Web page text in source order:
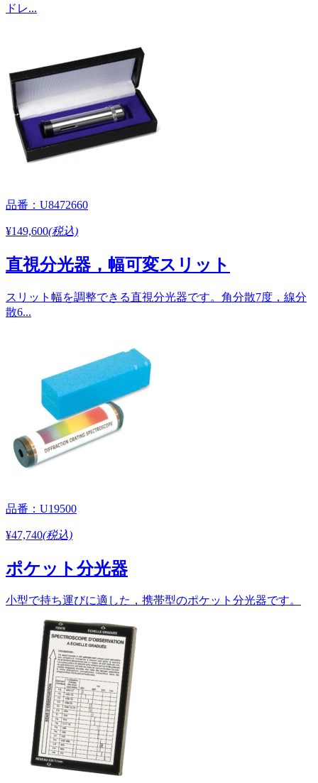
ドレ...
品番：U8472660
¥149,600(税込)
直視分光器，幅可変スリット
スリット幅を調整できる直視分光器です。角分散7度，線分
散6...
品番：U19500
¥47,740(税込)
ポケット分光器
小型で持ち運びに適した，携帯型のポケット分光器です。